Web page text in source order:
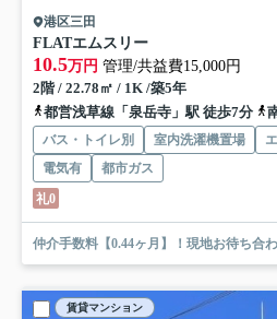
港区三田
FLATエムスリー
10.5万円 管理/共益費15,000円
2階 / 22.78㎡ / 1K /築5年
都営浅草線「泉岳寺」駅 徒歩7分
バス・トイレ別 室内洗濯機置場
電気有
都市ガス
礼0
仲介手数料【0.44ヶ月】！現地お待ち合
賃貸マンション